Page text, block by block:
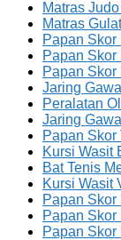
Matras
Matras
Papan
Papan
Papan
Jaring
Peralatan
Jaring
Papan Skor
Kursi Wasit
Bat Tenis
Kursi Wasit
Papan
Papan
Papan